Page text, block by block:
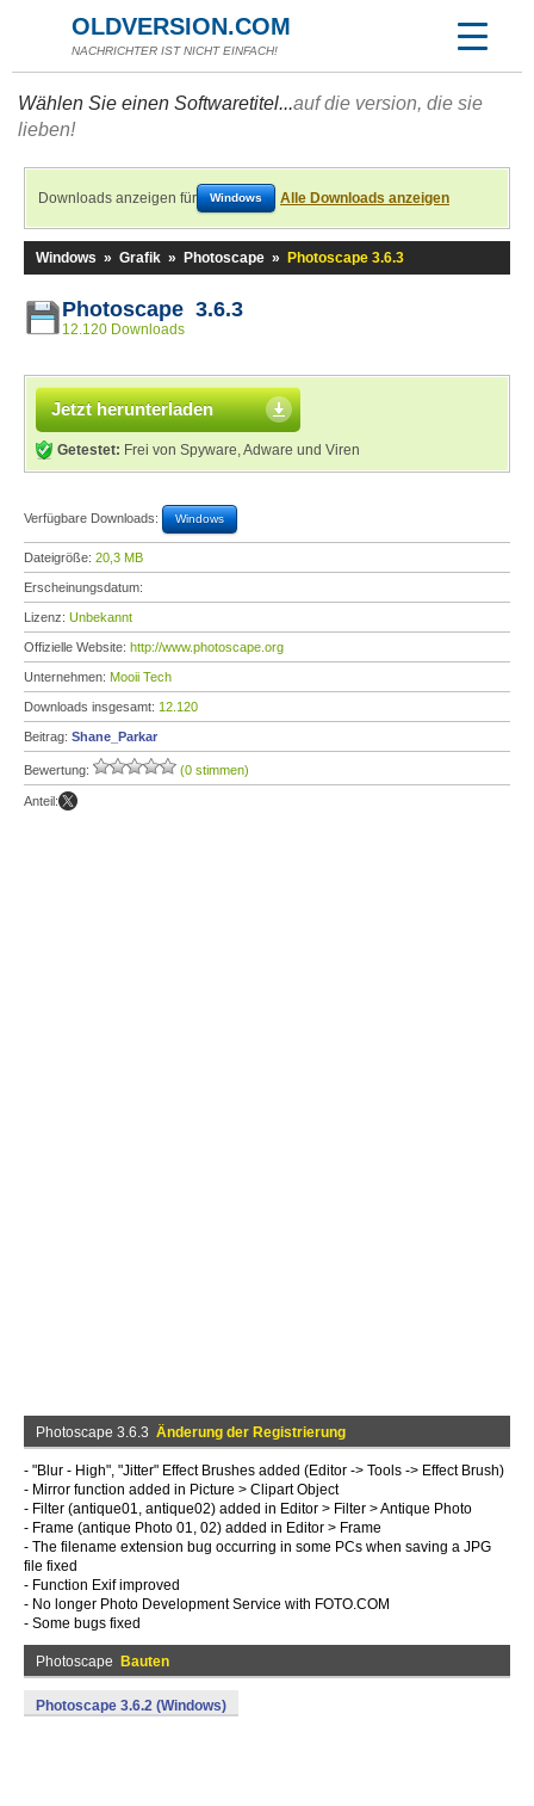
OLDVERSION.COM
NACHRICHTER IST NICHT EINFACH!
Wählen Sie einen Softwaretitel...auf die version, die sie
lieben!
Downloads anzeigen für Windows Alle Downloads anzeigen
Windows » Grafik » Photoscape » Photoscape 3.6.3
Photoscape 3.6.3
12.120 Downloads
Jetzt herunterladen
Getestet: Frei von Spyware, Adware und Viren
Verfügbare Downloads: Windows
Dateigröße: 20,3 MB
Erscheinungsdatum:
Lizenz: Unbekannt
Offizielle Website: http://www.photoscape.org
Unternehmen: Mooii Tech
Downloads insgesamt: 12.120
Beitrag: Shane_Parkar
Bewertung: (0 stimmen)
Anteil:
Photoscape 3.6.3 Änderung der Registrierung
- "Blur - High", "Jitter" Effect Brushes added (Editor -> Tools -> Effect Brush)
- Mirror function added in Picture > Clipart Object
- Filter (antique01, antique02) added in Editor > Filter > Antique Photo
- Frame (antique Photo 01, 02) added in Editor > Frame
- The filename extension bug occurring in some PCs when saving a JPG
file fixed
- Function Exif improved
- No longer Photo Development Service with FOTO.COM
- Some bugs fixed
Photoscape Bauten
Photoscape 3.6.2 (Windows)